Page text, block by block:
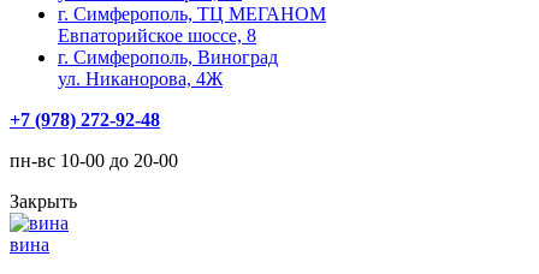
г. Симферополь, ТЦ МЕГАНОМ
Евпаторийское шоссе, 8
г. Симферополь, Виноград
ул. Никанорова, 4Ж
+7 (978) 272-92-48
пн-вс 10-00 до 20-00
Закрыть
вина